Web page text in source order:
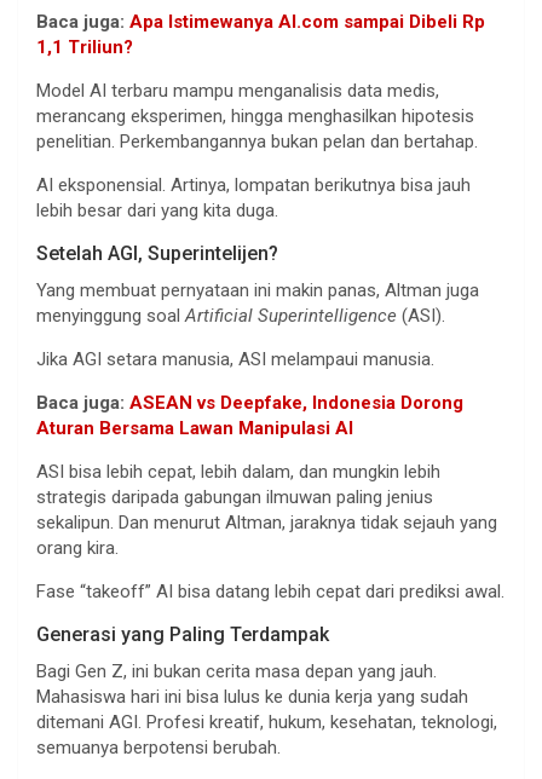
Baca juga: Apa Istimewanya AI.com sampai Dibeli Rp
1,1 Triliun?
Model AI terbaru mampu menganalisis data medis,
merancang eksperimen, hingga menghasilkan hipotesis
penelitian. Perkembangannya bukan pelan dan bertahap.
AI eksponensial. Artinya, lompatan berikutnya bisa jauh
lebih besar dari yang kita duga.
Setelah AGI, Superintelijen?
Yang membuat pernyataan ini makin panas, Altman juga
menyinggung soalArtificial Superintelligence (ASI).
Jika AGI setara manusia, ASI melampaui manusia.
Baca juga: ASEAN vs Deepfake, Indonesia Dorong
Aturan Bersama Lawan Manipulasi AI
ASI bisa lebih cepat, lebih dalam, dan mungkin lebih
strategis daripada gabungan ilmuwan paling jenius
sekalipun. Dan menurut Altman, jaraknya tidak sejauh yang
orang kira.
Fase “takeoff” AI bisa datang lebih cepat dari prediksi awal.
Generasi yang Paling Terdampak
Bagi Gen Z, ini bukan cerita masa depan yang jauh.
Mahasiswa hari ini bisa lulus ke dunia kerja yang sudah
ditemani AGI. Profesi kreatif, hukum, kesehatan, teknologi,
semuanya berpotensi berubah.